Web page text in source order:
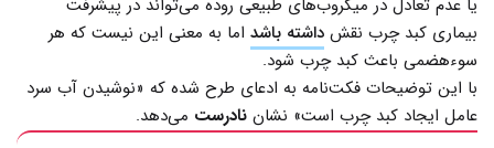
یا عدم تعادل در میکروب‌های طبیعی روده می‌تواند در پیشرفت
بیماری کبد چرب نقش داشته باشد اما به معنی این نیست که هر
سوء‌هضمی باعث کبد چرب شود.
با این توضیحات فکت‌نامه به ادعای طرح شده که «نوشیدن آب سرد
عامل ایجاد کبد چرب است» نشان نادرست می‌دهد.